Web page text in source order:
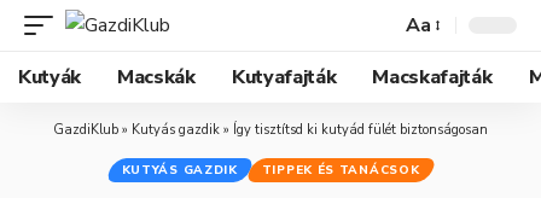
Aa
Kutyák
Macskák Kutyafajták Macskafajták
GazdiKlub » Kutyás gazdik » Így tisztítsd ki kutyád fülét biztonságosan
KUTYÁS GAZDIK TIPPEK ÉS TANÁCSOK